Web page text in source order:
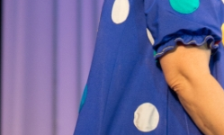
Приветствие Коллективы